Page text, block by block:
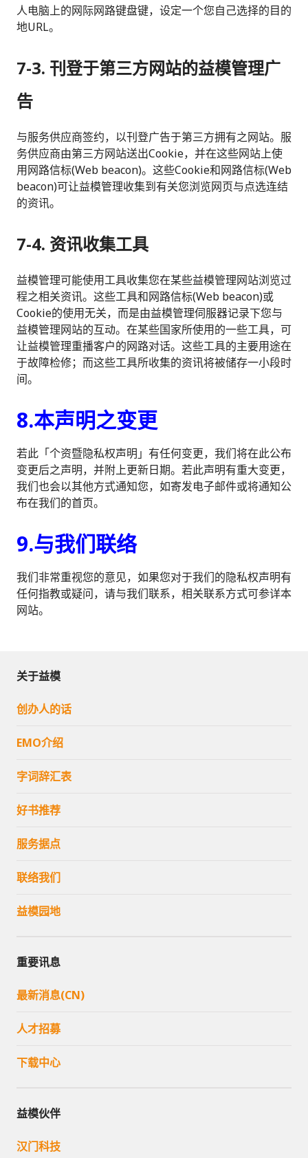
人电脑上的网际网路键盘键，设定一个您自己选择的目的
地URL。
7-3. 刊登于第三方网站的益模管理广
告
与服务供应商签约，以刊登广告于第三方拥有之网站。服
务供应商由第三方网站送出Cookie，并在这些网站上使
用网路信标(Web beacon)。这些Cookie和网路信标(Web
beacon)可让益模管理收集到有关您浏览网页与点选连结
的资讯。
7-4. 资讯收集工具
益模管理可能使用工具收集您在某些益模管理网站浏览过
程之相关资讯。这些工具和网路信标(Web beacon)或
Cookie的使用无关，而是由益模管理伺服器记录下您与
益模管理网站的互动。在某些国家所使用的一些工具，可
让益模管理重播客户的网路对话。这些工具的主要用途在
于故障检修；而这些工具所收集的资讯将被储存一小段时
间。
8.本声明之变更
若此「个资暨隐私权声明」有任何变更，我们将在此公布
变更后之声明，并附上更新日期。若此声明有重大变更，
我们也会以其他方式通知您，如寄发电子邮件或将通知公
布在我们的首页。
9.与我们联络
我们非常重视您的意见，如果您对于我们的隐私权声明有
任何指教或疑问，请与我们联系，相关联系方式可参详本
网站。
关于益模
创办人的话
EMO介绍
字词辞汇表
好书推荐
服务据点
联络我们
益模园地
重要讯息
最新消息(CN)
人才招募
下载中心
益模伙伴
汉门科技